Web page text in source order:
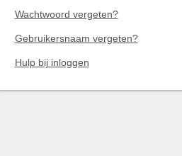
Wachtwoord vergeten?
Gebruikersnaam vergeten?
Hulp bij inloggen